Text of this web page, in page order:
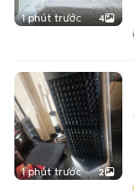
1 phút trước 4
1 phút trước 2